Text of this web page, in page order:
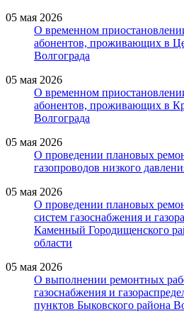
05 мая 2026
О временном
абонентов, проживающих в
Волгограда
05 мая 2026
О временном
абонентов, проживающих в
Волгограда
05 мая 2026
О проведении плановых
газопроводов низкого
05 мая 2026
О проведении плановых
систем газоснабжения и
Каменный Городищенского
области
05 мая 2026
О выполнении ремонтных
газоснабжения и
пунктов Быковского района